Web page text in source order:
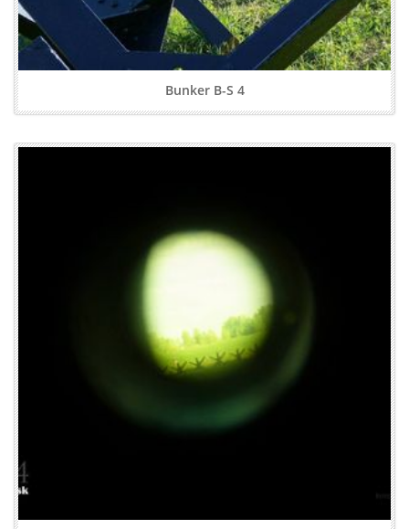
Bunker B-S 4